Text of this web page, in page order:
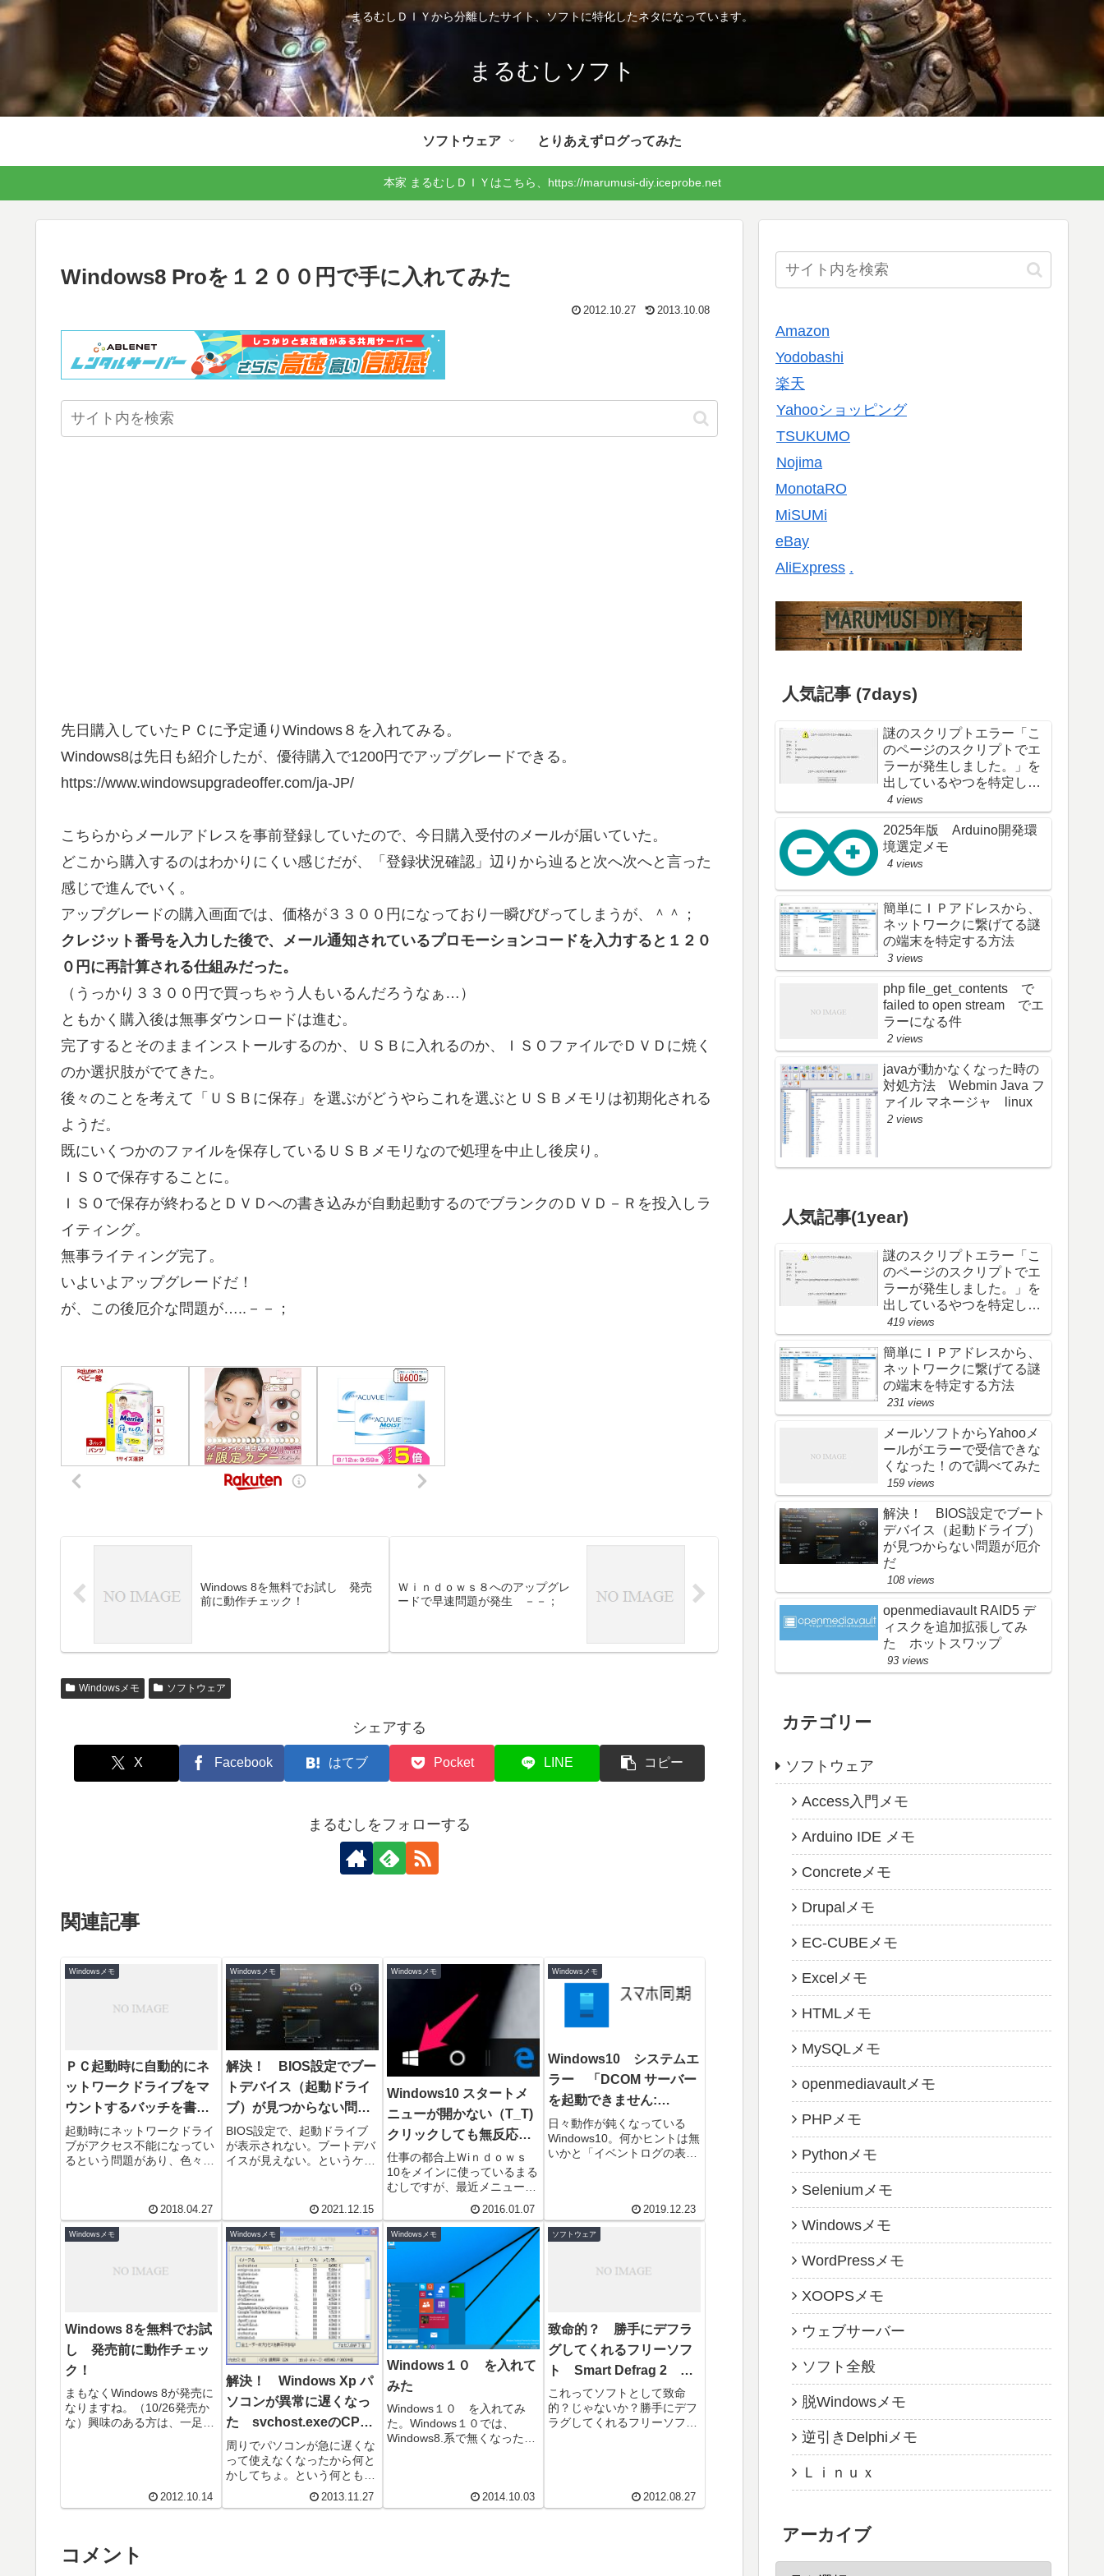
まるむしＤＩＹから分離したサイト、ソフトに特化したネタになっています。
まるむしソフト
ソフトウェア とりあえずログってみた
本家 まるむしＤＩＹはこちら、https://marumusi-diy.iceprobe.net
Windows8 Proを１２００円で手に入れてみた
2012.10.27 2013.10.08
先日購入していたＰＣに予定通りWindows８を入れてみる。
Windows8は先日も紹介したが、優待購入で1200円でアップグレードできる。
https://www.windowsupgradeoffer.com/ja-JP/
こちらからメールアドレスを事前登録していたので、今日購入受付のメールが届いていた。
どこから購入するのはわかりにくい感じだが、「登録状況確認」辺りから辿ると次へ次へと言った
感じで進んでいく。
アップグレードの購入画面では、価格が３３００円になっており一瞬びびってしまうが、＾＾；
クレジット番号を入力した後で、メール通知されているプロモーションコードを入力すると１２０
０円に再計算される仕組みだった。
（うっかり３３００円で買っちゃう人もいるんだろうなぁ…）
ともかく購入後は無事ダウンロードは進む。
完了するとそのままインストールするのか、ＵＳＢに入れるのか、ＩＳＯファイルでＤＶＤに焼く
のか選択肢がでてきた。
後々のことを考えて「ＵＳＢに保存」を選ぶがどうやらこれを選ぶとＵＳＢメモリは初期化される
ようだ。
既にいくつかのファイルを保存しているＵＳＢメモリなので処理を中止し後戻り。
ＩＳＯで保存することに。
ＩＳＯで保存が終わるとＤＶＤへの書き込みが自動起動するのでブランクのＤＶＤ－Ｒを投入しラ
イティング。
無事ライティング完了。
いよいよアップグレードだ！
が、この後厄介な問題が…..－－；
Windows 8を無料でお試し 発売
前に動作チェック！
Ｗｉｎｄｏｗｓ８へのアップグレ
ードで早速問題が発生 －－；
Windowsメモ ソフトウェア
シェアする
X Facebook はてブ Pocket LINE コピー
まるむしをフォローする
関連記事
Windowsメモ
ＰＣ起動時に自動的にネ
ットワークドライブをマ
ウントするバッチを書い
てみた。
起動時にネットワークドライ
ブがアクセス不能になってい
るという問題があり、色々調
自動マウントすればいいんじ
ゃね...
2018.04.27
Windowsメモ
解決！ BIOS設定でブー
トデバイス（起動ドライ
ブ）が見つからない問題
が厄介だ
BIOS設定で、起動ドライブ
が表示されない。ブートデバ
イスが見えない。というケー
2021.12.15
Windowsメモ
Windows10 スタートメ
ニューが開かない（T_T)
クリックしても無反応の
修復方法
仕事の都合上Ｗiｎｄｏｗｓ
10をメインに使っているまる
むしですが、最近メニューが
した。そうこれです。 クリ
ックするか、キーボードの田
印...
2016.01.07
Windowsメモ
Windows10 システムエ
ラー 「DCOM サーバー
を起動できません:
Microsoft.YourPhone．
．．」 YourPhone.exe
日々動作が鈍くなっている
Windows10。何かヒントは無
いかと「イベントログの表
2019.12.23
Windowsメモ
Windows 8を無料でお試
し 発売前に動作チェッ
ク！
まもなくWindows 8が発売に
なりますね。（10/26発売か
な）興味のある方は、一足早
2012.10.14
Windowsメモ
解決！ Windows Xp パ
ソコンが異常に遅くなっ
た svchost.exeのCPU
占有率がほぼ100%になっ
てしまう
周りでパソコンが急に遅くな
って使えなくなったから何と
かしてちょ。という何とも漠
然としたお願い事が多発して
いる。共通する点は、みんな
2013.11.27
Windowsメモ
Windows１０ を入れて
みた
Windows１０ を入れてみ
た。Windows１０では、
Windows8.系で無くなったメ
2014.10.03
ソフトウェア
致命的？ 勝手にデフラ
グしてくれるフリーソフ
ト Smart Defrag 2 を
評価中なのだが
これってソフトとして致命
的？じゃないか？勝手にデフ
ラグしてくれるフリーソフ
2012.08.27
コメント
Amazon
Yodobashi
楽天
Yahooショッピング
TSUKUMO
Nojima
MonotaRO
MiSUMi
eBay
AliExpress .
人気記事 (7days)
謎のスクリプトエラー「こ
のページのスクリプトでエ
ラーが発生しました。」を
出しているやつを特定し
た (; ･`д･´)
4 views
2025年版 Arduino開発環
境選定メモ
4 views
簡単にＩＰアドレスから、
ネットワークに繋げてる謎
の端末を特定する方法
3 views
php file_get_contents で
failed to open stream でエ
ラーになる件
2 views
javaが動かなくなった時の
対処方法 Webmin Java フ
ァイル マネージャ linux
2 views
人気記事(1year)
謎のスクリプトエラー「こ
のページのスクリプトでエ
ラーが発生しました。」を
出しているやつを特定し
た (; ･`д･´)
419 views
簡単にＩＰアドレスから、
ネットワークに繋げてる謎
の端末を特定する方法
231 views
メールソフトからYahooメ
ールがエラーで受信できな
くなった！ので調べてみた
159 views
解決！ BIOS設定でブート
デバイス（起動ドライブ）
が見つからない問題が厄介
だ
108 views
openmediavault RAID5 デ
ィスクを追加拡張してみ
た ホットスワップ
93 views
カテゴリー
ソフトウェア
Access入門メモ
Arduino IDE メモ
Concreteメモ
Drupalメモ
EC-CUBEメモ
Excelメモ
HTMLメモ
MySQLメモ
openmediavaultメモ
PHPメモ
Pythonメモ
Seleniumメモ
Windowsメモ
WordPressメモ
XOOPSメモ
ウェブサーバー
ソフト全般
脱Windowsメモ
逆引きDelphiメモ
Ｌｉｎｕｘ
アーカイブ